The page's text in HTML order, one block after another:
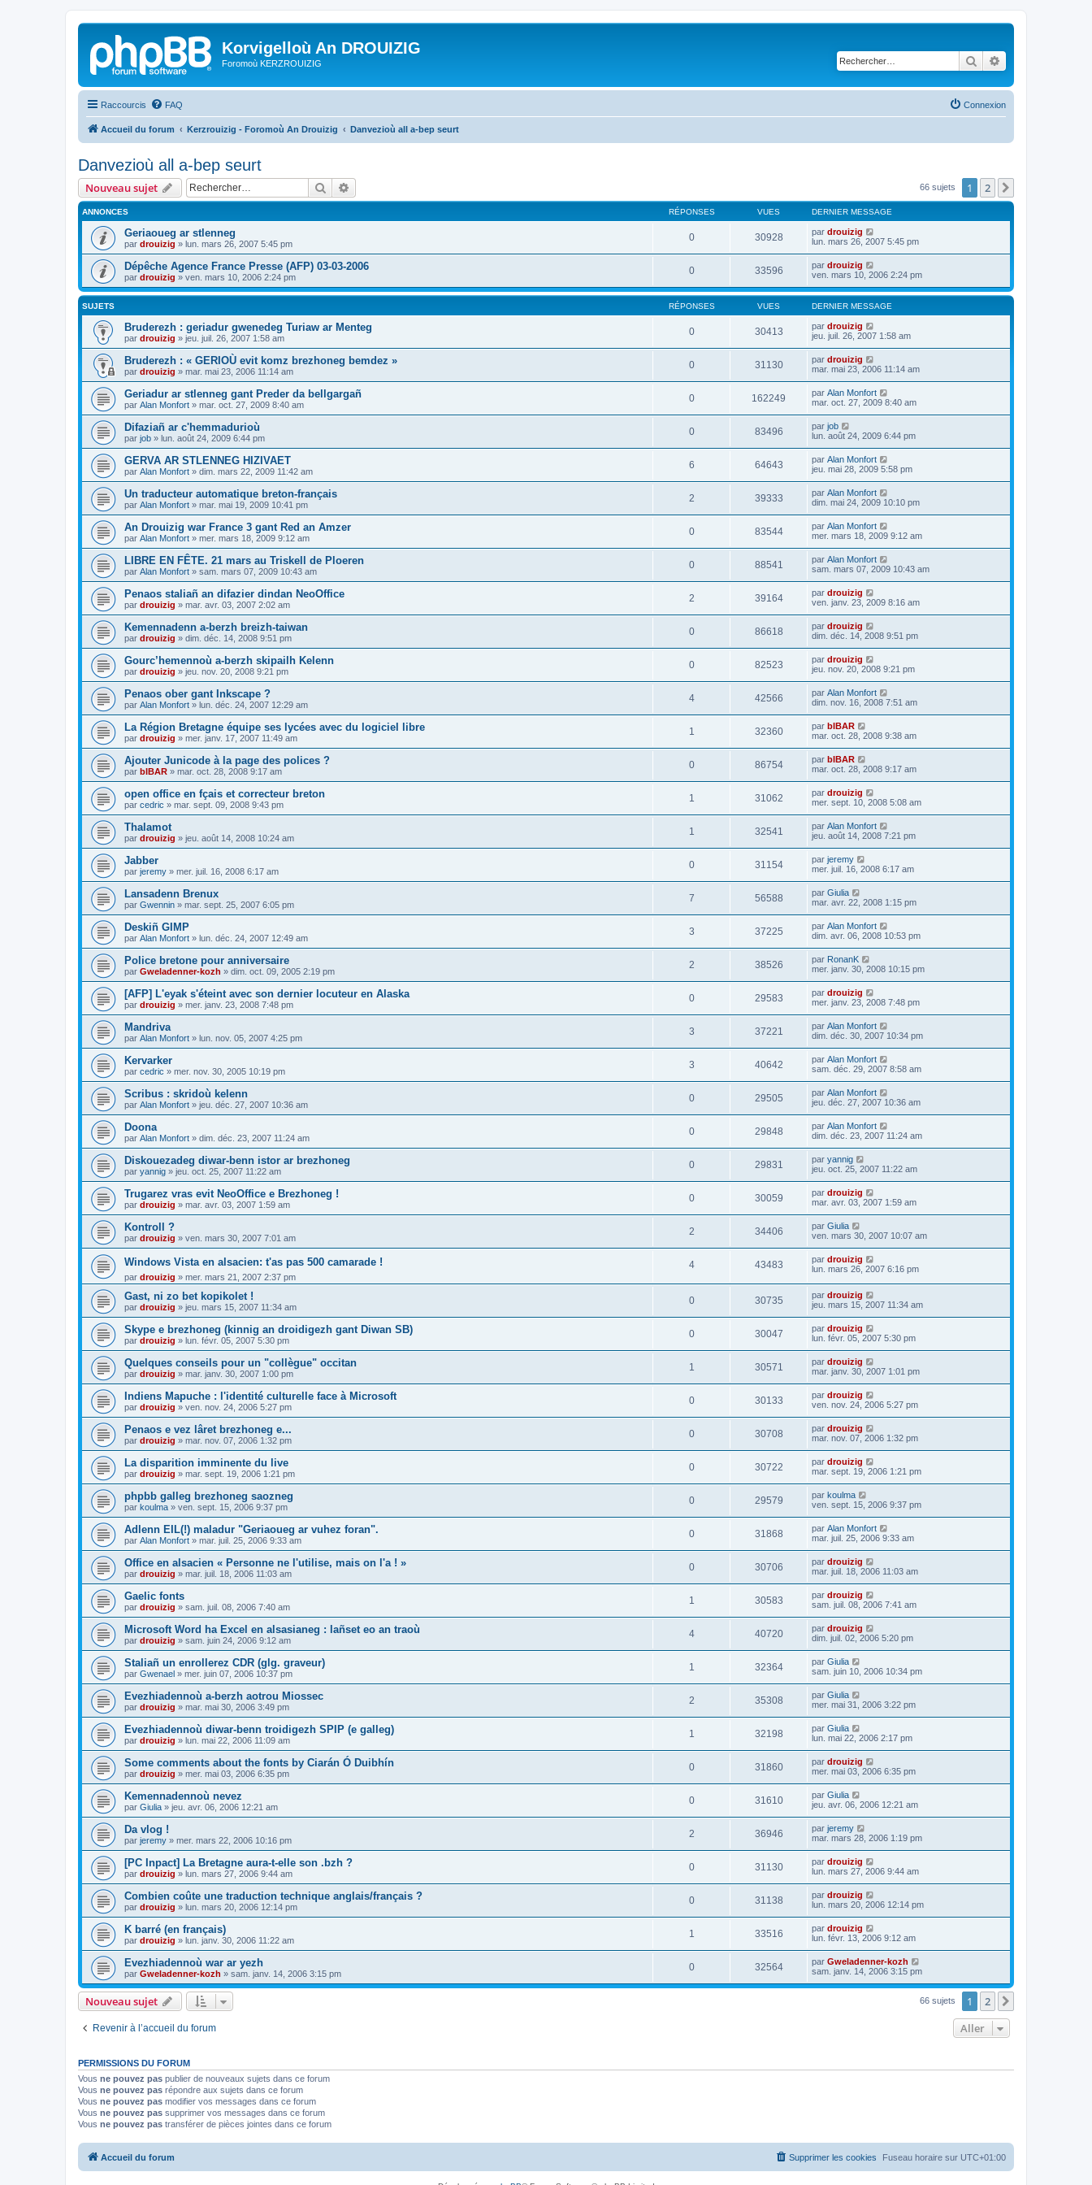
Korvigelloù An DROUIZIG
Foromoù KERZROUIZIG Rechercher
Raccourcis FAQ Connexion
Accueil du forum Kerzrouizig - Foromoù An Drouizig Danvezioù all a-bep seurt
Danvezioù all a-bep seurt
Nouveau sujet Rechercher 66 sujets 1 2
ANNONCES RÉPONSES VUES DERNIER MESSAGE
Geriaoueg ar stlenneg
par drouizig » lun. mars 26, 2007 5:45 pm
0 30928 par drouizig
lun. mars 26, 2007 5:45 pm
Dépêche Agence France Presse (AFP) 03-03-2006
par drouizig » ven. mars 10, 2006 2:24 pm
0 33596 par drouizig
ven. mars 10, 2006 2:24 pm
SUJETS RÉPONSES VUES DERNIER MESSAGE
Bruderezh : geriadur gwenedeg Turiaw ar Menteg
par drouizig » jeu. juil. 26, 2007 1:58 am
0 30413 par drouizig
jeu. juil. 26, 2007 1:58 am
Bruderezh : « GERIOÙ evit komz brezhoneg bemdez »
par drouizig » mar. mai 23, 2006 11:14 am
0 31130 par drouizig
mar. mai 23, 2006 11:14 am
Geriadur ar stlenneg gant Preder da bellgargañ
par Alan Monfort » mar. oct. 27, 2009 8:40 am
0 162249 par Alan Monfort
mar. oct. 27, 2009 8:40 am
Difaziañ ar c'hemmadurioù
par job » lun. août 24, 2009 6:44 pm
0 83496 par job
lun. août 24, 2009 6:44 pm
GERVA AR STLENNEG HIZIVAET
par Alan Monfort » dim. mars 22, 2009 11:42 am
6 64643 par Alan Monfort
jeu. mai 28, 2009 5:58 pm
Un traducteur automatique breton-français
par Alan Monfort » mar. mai 19, 2009 10:41 pm
2 39333 par Alan Monfort
dim. mai 24, 2009 10:10 pm
An Drouizig war France 3 gant Red an Amzer
par Alan Monfort » mer. mars 18, 2009 9:12 am
0 83544 par Alan Monfort
mer. mars 18, 2009 9:12 am
LIBRE EN FÊTE. 21 mars au Triskell de Ploeren
par Alan Monfort » sam. mars 07, 2009 10:43 am
0 88541 par Alan Monfort
sam. mars 07, 2009 10:43 am
Penaos staliañ an difazier dindan NeoOffice
par drouizig » mar. avr. 03, 2007 2:02 am
2 39164 par drouizig
ven. janv. 23, 2009 8:16 am
Kemennadenn a-berzh breizh-taiwan
par drouizig » dim. déc. 14, 2008 9:51 pm
0 86618 par drouizig
dim. déc. 14, 2008 9:51 pm
Gourc’hemennoù a-berzh skipailh Kelenn
par drouizig » jeu. nov. 20, 2008 9:21 pm
0 82523 par drouizig
jeu. nov. 20, 2008 9:21 pm
Penaos ober gant Inkscape ?
par Alan Monfort » lun. déc. 24, 2007 12:29 am
4 42566 par Alan Monfort
dim. nov. 16, 2008 7:51 am
La Région Bretagne équipe ses lycées avec du logiciel libre
par drouizig » mer. janv. 17, 2007 11:49 am
1 32360 par bIBAR
mar. oct. 28, 2008 9:38 am
Ajouter Junicode à la page des polices ?
par bIBAR » mar. oct. 28, 2008 9:17 am
0 86754 par bIBAR
mar. oct. 28, 2008 9:17 am
open office en fçais et correcteur breton
par cedric » mar. sept. 09, 2008 9:43 pm
1 31062 par drouizig
mer. sept. 10, 2008 5:08 am
Thalamot
par drouizig » jeu. août 14, 2008 10:24 am
1 32541 par Alan Monfort
jeu. août 14, 2008 7:21 pm
Jabber
par jeremy » mer. juil. 16, 2008 6:17 am
0 31154 par jeremy
mer. juil. 16, 2008 6:17 am
Lansadenn Brenux
par Gwennin » mar. sept. 25, 2007 6:05 pm
7 56588 par Giulia
mar. avr. 22, 2008 1:15 pm
Deskiñ GIMP
par Alan Monfort » lun. déc. 24, 2007 12:49 am
3 37225 par Alan Monfort
dim. avr. 06, 2008 10:53 pm
Police bretone pour anniversaire
par Gweladenner-kozh » dim. oct. 09, 2005 2:19 pm
2 38526 par RonanK
mer. janv. 30, 2008 10:15 pm
[AFP] L'eyak s'éteint avec son dernier locuteur en Alaska
par drouizig » mer. janv. 23, 2008 7:48 pm
0 29583 par drouizig
mer. janv. 23, 2008 7:48 pm
Mandriva
par Alan Monfort » lun. nov. 05, 2007 4:25 pm
3 37221 par Alan Monfort
dim. déc. 30, 2007 10:34 pm
Kervarker
par cedric » mer. nov. 30, 2005 10:19 pm
3 40642 par Alan Monfort
sam. déc. 29, 2007 8:58 am
Scribus : skridoù kelenn
par Alan Monfort » jeu. déc. 27, 2007 10:36 am
0 29505 par Alan Monfort
jeu. déc. 27, 2007 10:36 am
Doona
par Alan Monfort » dim. déc. 23, 2007 11:24 am
0 29848 par Alan Monfort
dim. déc. 23, 2007 11:24 am
Diskouezadeg diwar-benn istor ar brezhoneg
par yannig » jeu. oct. 25, 2007 11:22 am
0 29831 par yannig
jeu. oct. 25, 2007 11:22 am
Trugarez vras evit NeoOffice e Brezhoneg !
par drouizig » mar. avr. 03, 2007 1:59 am
0 30059 par drouizig
mar. avr. 03, 2007 1:59 am
Kontroll ?
par drouizig » ven. mars 30, 2007 7:01 am
2 34406 par Giulia
ven. mars 30, 2007 10:07 am
Windows Vista en alsacien: t'as pas 500 camarade !
par drouizig » mer. mars 21, 2007 2:37 pm
4 43483 par drouizig
lun. mars 26, 2007 6:16 pm
Gast, ni zo bet kopikolet !
par drouizig » jeu. mars 15, 2007 11:34 am
0 30735 par drouizig
jeu. mars 15, 2007 11:34 am
Skype e brezhoneg (kinnig an droidigezh gant Diwan SB)
par drouizig » lun. févr. 05, 2007 5:30 pm
0 30047 par drouizig
lun. févr. 05, 2007 5:30 pm
Quelques conseils pour un "collègue" occitan
par drouizig » mar. janv. 30, 2007 1:00 pm
1 30571 par drouizig
mar. janv. 30, 2007 1:01 pm
Indiens Mapuche : l'identité culturelle face à Microsoft
par drouizig » ven. nov. 24, 2006 5:27 pm
0 30133 par drouizig
ven. nov. 24, 2006 5:27 pm
Penaos e vez lâret brezhoneg e...
par drouizig » mar. nov. 07, 2006 1:32 pm
0 30708 par drouizig
mar. nov. 07, 2006 1:32 pm
La disparition imminente du live
par drouizig » mar. sept. 19, 2006 1:21 pm
0 30722 par drouizig
mar. sept. 19, 2006 1:21 pm
phpbb galleg brezhoneg saozneg
par koulma » ven. sept. 15, 2006 9:37 pm
0 29579 par koulma
ven. sept. 15, 2006 9:37 pm
Adlenn EIL(!) maladur "Geriaoueg ar vuhez foran".
par Alan Monfort » mar. juil. 25, 2006 9:33 am
0 31868 par Alan Monfort
mar. juil. 25, 2006 9:33 am
Office en alsacien « Personne ne l'utilise, mais on l'a ! »
par drouizig » mar. juil. 18, 2006 11:03 am
0 30706 par drouizig
mar. juil. 18, 2006 11:03 am
Gaelic fonts
par drouizig » sam. juil. 08, 2006 7:40 am
1 30583 par drouizig
sam. juil. 08, 2006 7:41 am
Microsoft Word ha Excel en alsasianeg : lañset eo an traoù
par drouizig » sam. juin 24, 2006 9:12 am
4 40720 par drouizig
dim. juil. 02, 2006 5:20 pm
Staliañ un enrollerez CDR (glg. graveur)
par Gwenael » mer. juin 07, 2006 10:37 pm
1 32364 par Giulia
sam. juin 10, 2006 10:34 pm
Evezhiadennoù a-berzh aotrou Miossec
par drouizig » mar. mai 30, 2006 3:49 pm
2 35308 par Giulia
mer. mai 31, 2006 3:22 pm
Evezhiadennoù diwar-benn troidigezh SPIP (e galleg)
par drouizig » lun. mai 22, 2006 11:09 am
1 32198 par Giulia
lun. mai 22, 2006 2:17 pm
Some comments about the fonts by Ciarán Ó Duibhín
par drouizig » mer. mai 03, 2006 6:35 pm
0 31860 par drouizig
mer. mai 03, 2006 6:35 pm
Kemennadennoù nevez
par Giulia » jeu. avr. 06, 2006 12:21 am
0 31610 par Giulia
jeu. avr. 06, 2006 12:21 am
Da vlog !
par jeremy » mer. mars 22, 2006 10:16 pm
2 36946 par jeremy
mar. mars 28, 2006 1:19 pm
[PC Inpact] La Bretagne aura-t-elle son .bzh ?
par drouizig » lun. mars 27, 2006 9:44 am
0 31130 par drouizig
lun. mars 27, 2006 9:44 am
Combien coûte une traduction technique anglais/français ?
par drouizig » lun. mars 20, 2006 12:14 pm
0 31138 par drouizig
lun. mars 20, 2006 12:14 pm
K barré (en français)
par drouizig » lun. janv. 30, 2006 11:22 am
1 33516 par drouizig
lun. févr. 13, 2006 9:12 am
Evezhiadennoù war ar yezh
par Gweladenner-kozh » sam. janv. 14, 2006 3:15 pm
0 32564 par Gweladenner-kozh
sam. janv. 14, 2006 3:15 pm
Nouveau sujet 66 sujets 1 2
Revenir à l’accueil du forum Aller
PERMISSIONS DU FORUM
Vous ne pouvez pas publier de nouveaux sujets dans ce forum
Vous ne pouvez pas répondre aux sujets dans ce forum
Vous ne pouvez pas modifier vos messages dans ce forum
Vous ne pouvez pas supprimer vos messages dans ce forum
Vous ne pouvez pas transférer de pièces jointes dans ce forum
Accueil du forum Fuseau horaire sur UTC+01:00
Supprimer les cookies